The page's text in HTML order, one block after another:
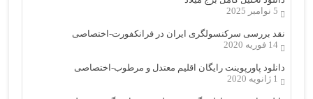
5 نوامبر 2025
نقد بررسی سرکنسولگری ایران در فرانکفورت-اختصاصی
14 فوریه 2020
دانلود پاورپوینت رایگان اقلیم معتدل و مرطوب-اختصاصی
1 ژانویه 2020